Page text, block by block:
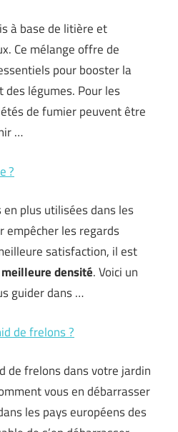
à base de litière et
Ce mélange offre de
pour booster la
légumes. Pour les
de fumier peuvent être
…
?
en plus utilisées dans les
empêcher les regards
satisfaction, il est
densité. Voici un
guider dans …
de frelons ?
de frelons dans votre jardin
vous en débarrasser
les pays européens des